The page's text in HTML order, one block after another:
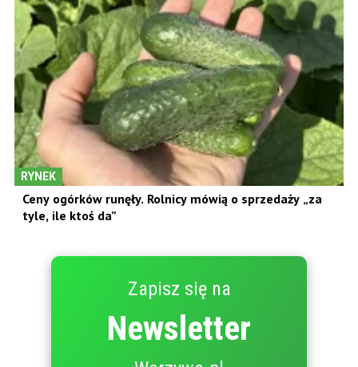
RYNEK
Ceny ogórków runęły. Rolnicy mówią o sprzedaży „za
tyle, ile ktoś da”
Zapisz się na
Newsletter